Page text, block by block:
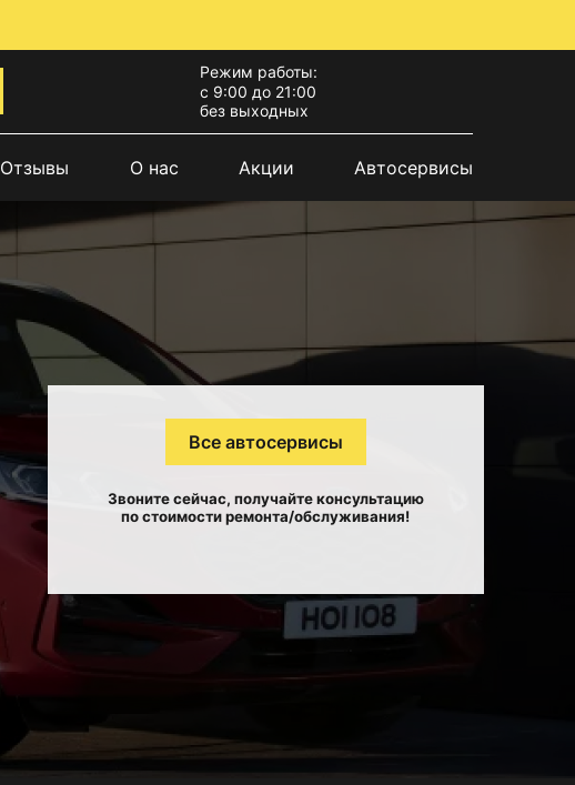
Режим работы:
с 9:00 до 21:00
без выходных
Отзывы О нас Акции Автосервисы
Все автосервисы
Звоните сейчас, получайте консультацию
по стоимости ремонта/обслуживания!